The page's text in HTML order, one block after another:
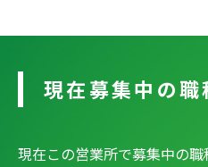
現在募集中の職
現在この営業所で募集中の